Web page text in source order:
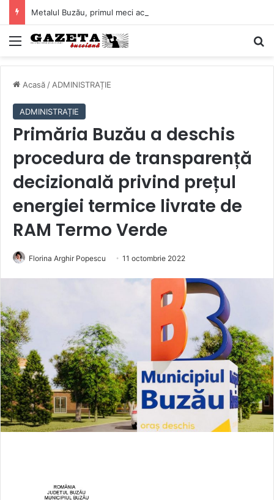
Mediu
Acasă / ADMINISTRAȚIE
ADMINISTRAȚIE
Primăria Buzău a deschis
procedura de transparență
decizională privind prețul
energiei termice livrate de
RAM Termo Verde
Florina Arghir Popescu 11 octombrie 2022